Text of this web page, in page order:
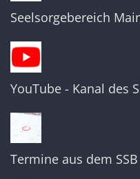
Seelsorgebereich
YouTube - Kanal des
Termine aus dem SSB